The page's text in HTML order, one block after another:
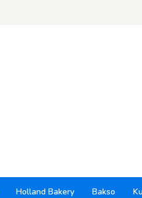
Holland Bakery Bakso